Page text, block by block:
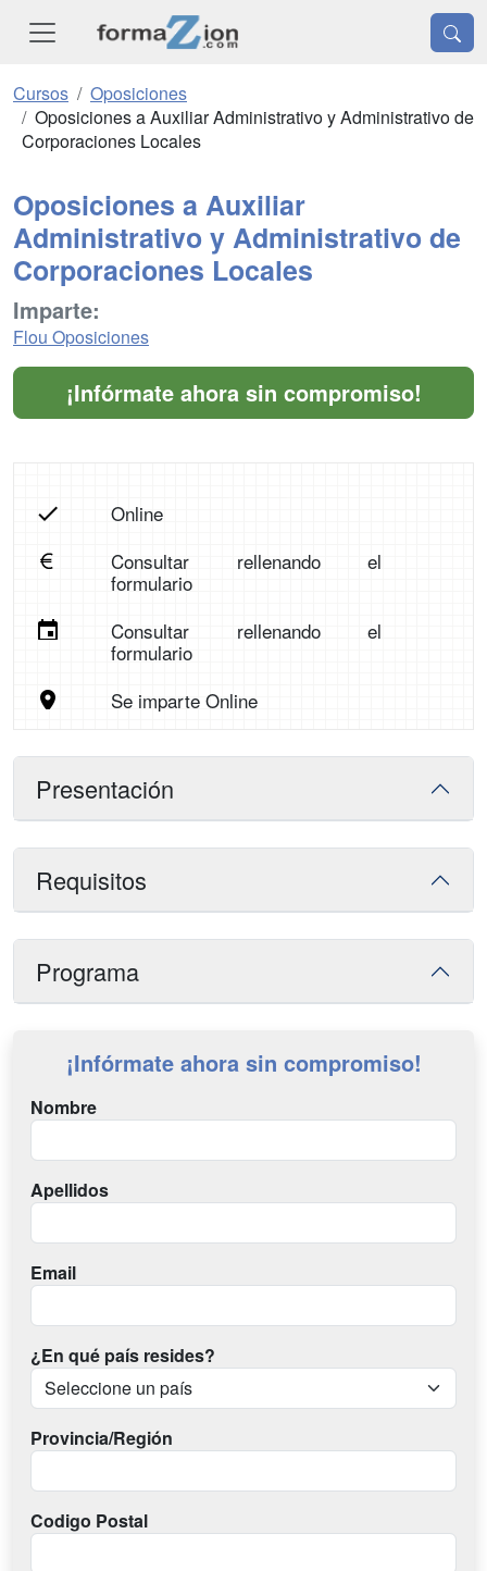
Cursos
Oposiciones
Oposiciones a Auxiliar Administrativo y Administrativo de
Corporaciones Locales
Oposiciones a Auxiliar
Administrativo y Administrativo de
Corporaciones Locales
Imparte:
Flou Oposiciones
¡Infórmate ahora sin compromiso!
Online
Consultar rellenando el
formulario
Consultar rellenando el
formulario
Se imparte Online
Presentación
Requisitos
Programa
¡Infórmate ahora sin compromiso!
Nombre
Apellidos
Email
¿En qué país resides?
Provincia/Región
Codigo Postal